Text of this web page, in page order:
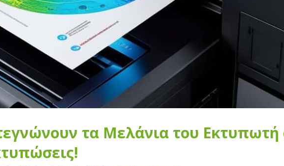
τα Μελάνια του Εκτυπωτή